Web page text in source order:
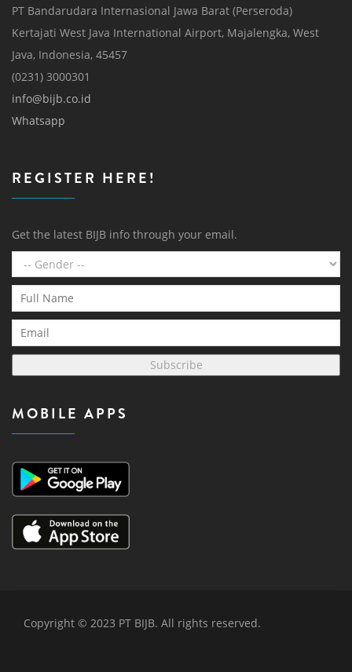
PT Bandarudara Internasional Jawa Barat (Perseroda)
Kertajati West Java International Airport, Majalengka, West
Java, Indonesia, 45457
(0231) 3000301
info@bijb.co.id
Whatsapp
REGISTER HERE!
Get the latest BIJB info through your email.
Subscribe
MOBILE APPS
Copyright © 2023 PT BIJB. All rights reserved.